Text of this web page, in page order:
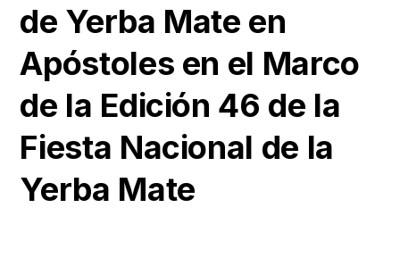
de Yerba Mate en
Apóstoles en el Marco
de la Edición 46 de la
Fiesta Nacional de la
Yerba Mate